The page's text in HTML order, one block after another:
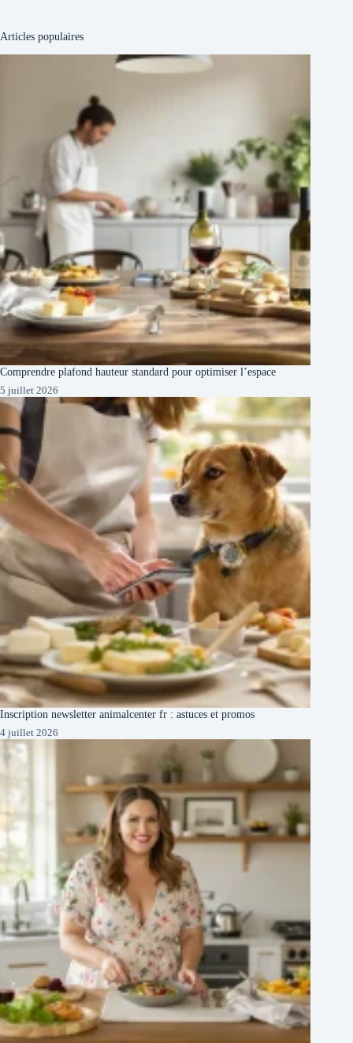
Articles populaires
Comprendre plafond hauteur standard pour optimiser l’espace
5 juillet 2026
Inscription newsletter animalcenter fr : astuces et promos
4 juillet 2026